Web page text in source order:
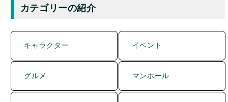
カテゴリーの紹介
キャラクター イベント
グルメ マンホール